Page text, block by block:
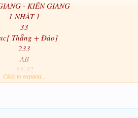
- KIÊN GIANG
1 NHÁT 1
33
Thẵng + Đảo]
233
AB
33-32
Click to expand...